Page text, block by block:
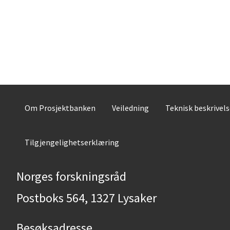
Om Prosjektbanken Veiledning Teknisk
Tilgjengelighetserklæring
Norges forskningsråd
Postboks 564, 1327 Lysaker